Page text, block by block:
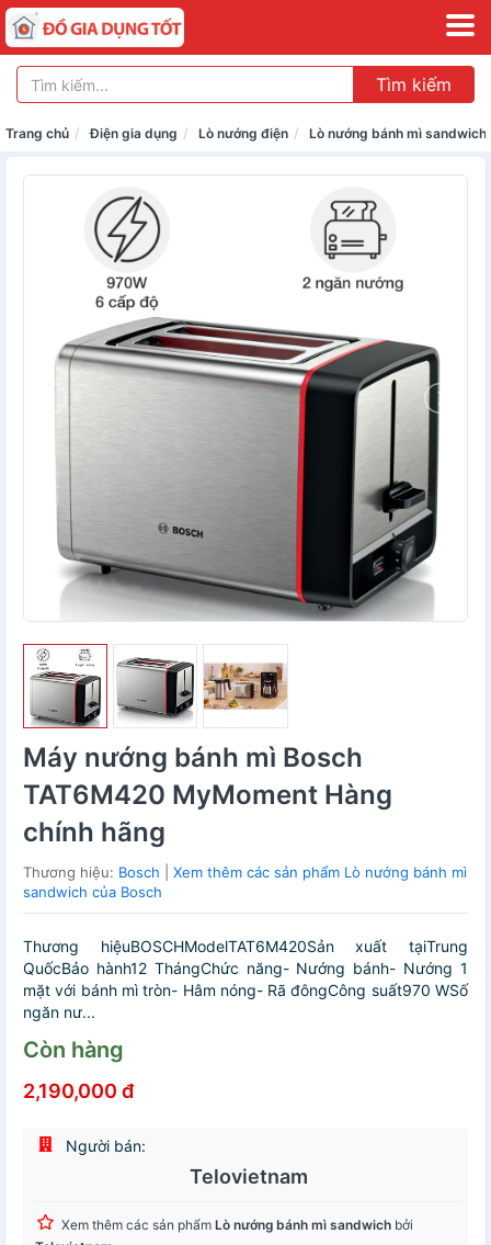
Tìm kiếm
Trang chủ Điện gia dụng Lò nướng điện Lò nướng bánh mì sandwich
Máy nướng bánh mì Bosch
TAT6M420 MyMoment Hàng
chính hãng
Thương hiệu: Bosch
Xem thêm các sản phẩm Lò nướng bánh mì
sandwich của Bosch
Thương hiệuBOSCHModelTAT6M420Sản xuất tạiTrung
QuốcBảo hành12 ThángChức năng- Nướng bánh- Nướng 1
mặt với bánh mì tròn- Hâm nóng- Rã đôngCông suất970 WSố
ngăn nư...
Còn hàng
2,190,000 đ
Người bán:
Telovietnam
Xem thêm các sản phẩm Lò nướng bánh mì sandwich bởi